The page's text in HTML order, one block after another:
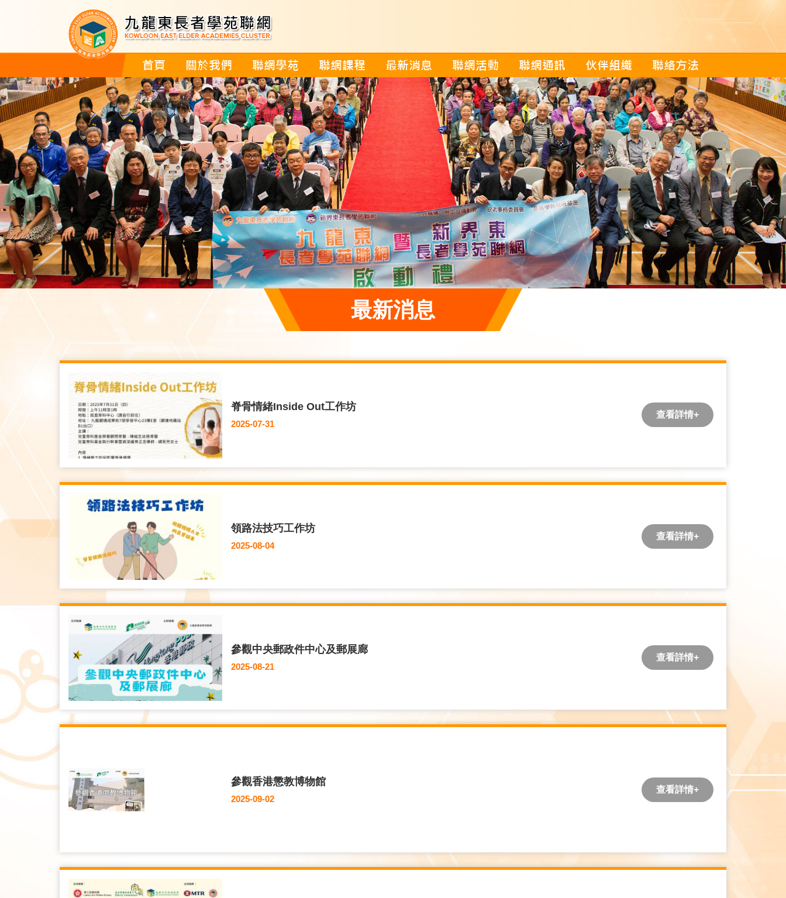
首頁 關於我們 聯網學苑 聯網課程 最新消息 聯網活動 聯網通訊 伙伴組織 聯絡方法
最新消息
脊骨情緒Inside Out工作坊
2025-07-31
查看詳情+
領路法技巧工作坊
2025-08-04
查看詳情+
參觀中央郵政件中心及郵展廊
2025-08-21
查看詳情+
參觀香港懲教博物館
2025-09-02
查看詳情+